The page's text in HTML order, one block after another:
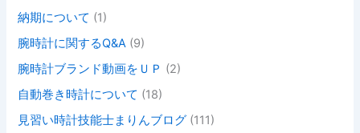
納期について (1)
腕時計に関するQ&A (9)
腕時計ブランド動画をＵＰ (2)
自動巻き時計について (18)
見習い時計技能士まりんブログ (111)